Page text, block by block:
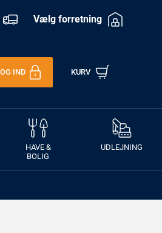
Vælg forretning
IND KURV
HAVE &
BOLIG
UDLEJNING